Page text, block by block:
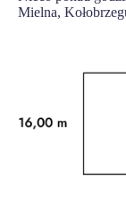
Mielna,